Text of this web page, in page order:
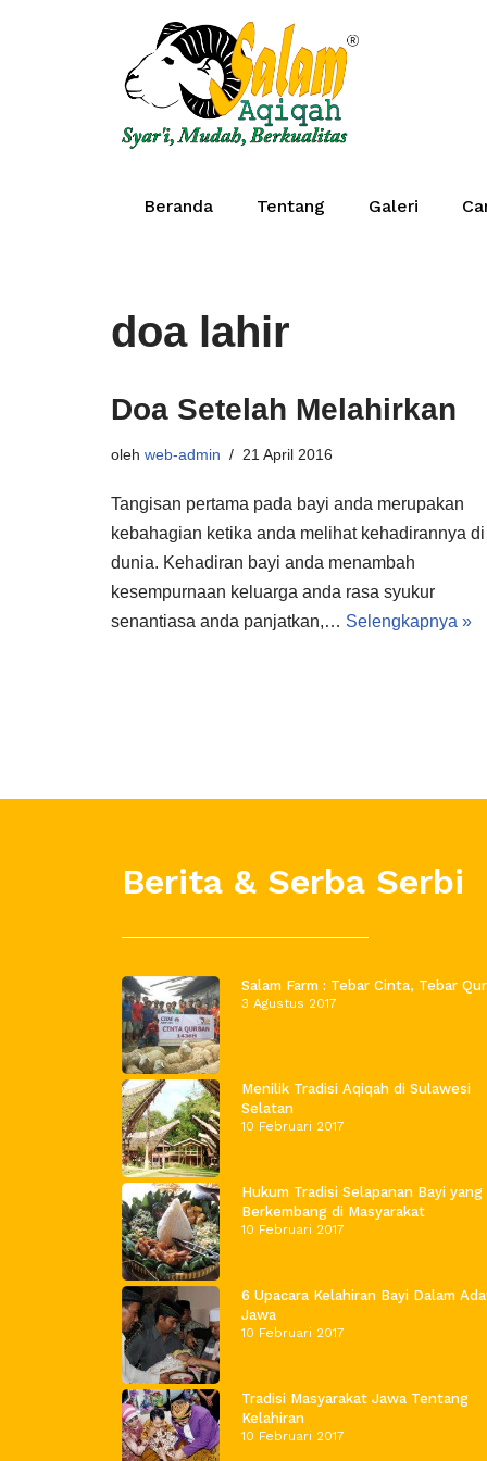
Beranda Tentang Galeri
doa lahir
Doa Setelah Melahirkan
oleh web-admin 21 April 2016
Tangisan pertama pada bayi anda merupakan
kebahagian ketika anda melihat kehadirannya di
dunia. Kehadiran bayi anda menambah
kesempurnaan keluarga anda rasa syukur
senantiasa anda panjatkan,… Selengkapnya »
Berita & Serba Serbi
Salam Farm : Tebar Cinta, Tebar
3 Agustus 2017
Menilik Tradisi Aqiqah di Sulawesi
Selatan
10 Februari 2017
Hukum Tradisi Selapanan Bayi yang
Berkembang di Masyarakat
10 Februari 2017
6 Upacara Kelahiran Bayi Dalam
Jawa
10 Februari 2017
Tradisi Masyarakat Jawa Tentang
Kelahiran
10 Februari 2017